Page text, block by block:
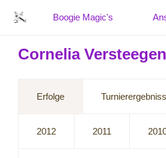
Boogie Magic's
Cornelia
Erfolge
2012 2011